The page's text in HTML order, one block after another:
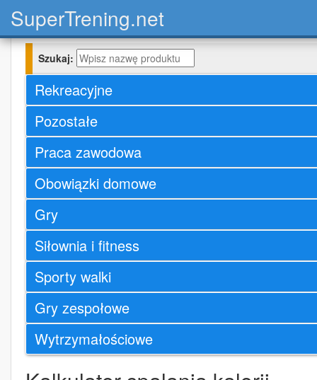
SuperTrening.net
Szukaj:
Rekreacyjne
Pozostałe
Praca zawodowa
Obowiązki domowe
Gry
Siłownia i fitness
Sporty walki
Gry zespołowe
Wytrzymałościowe